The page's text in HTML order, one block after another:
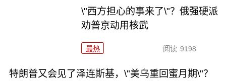
\"西方担心的事来了\"？俄强硬派
劝普京动用核武
最热 阅读 9198
特朗普又会见了泽连斯基，\"美乌重回蜜月期\"？